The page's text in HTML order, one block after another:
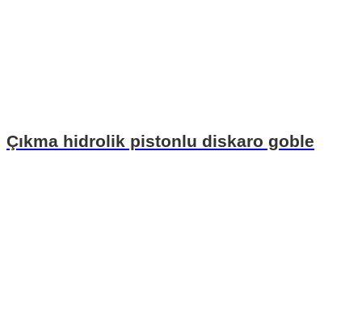
Çıkma hidrolik pistonlu diskaro goble